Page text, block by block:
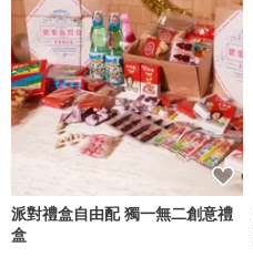
派對禮盒自由配 獨一無二創意禮
盒